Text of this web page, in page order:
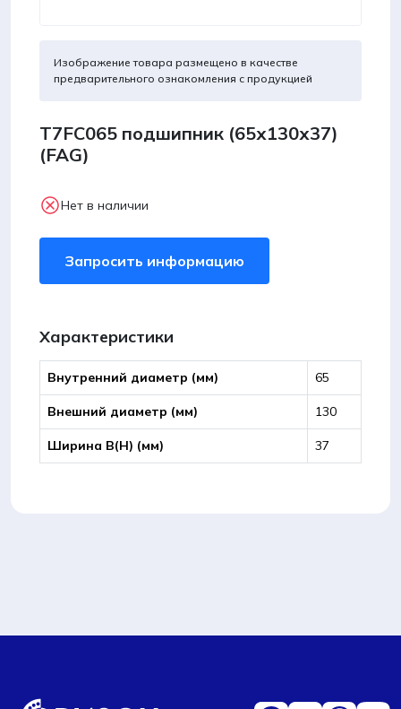
Изображение товара размещено в качестве
предварительного ознакомления с продукцией
T7FC065 подшипник (65х130х37)
(FAG)
Нет в наличии
Запросить информацию
Характеристики
Внутренний диаметр (мм) 65
Внешний диаметр (мм) 130
Ширина B(Н) (мм) 37